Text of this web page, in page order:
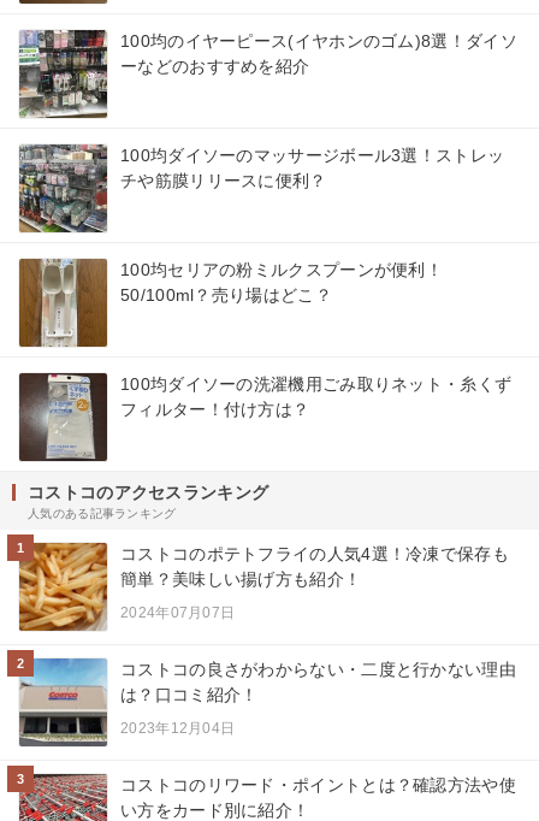
100均のイヤーピース(イヤホンのゴム)8選！ダイソ
ーなどのおすすめを紹介
100均ダイソーのマッサージボール3選！ストレッ
チや筋膜リリースに便利？
100均セリアの粉ミルクスプーンが便利！
50/100ml？売り場はどこ？
100均ダイソーの洗濯機用ごみ取りネット・糸くず
フィルター！付け方は？
コストコのアクセスランキング
人気のある記事ランキング
1
コストコのポテトフライの人気4選！冷凍で保存も
簡単？美味しい揚げ方も紹介！
2024年07月07日
2
コストコの良さがわからない・二度と行かない理由
は？口コミ紹介！
2023年12月04日
3
コストコのリワード・ポイントとは？確認方法や使
い方をカード別に紹介！